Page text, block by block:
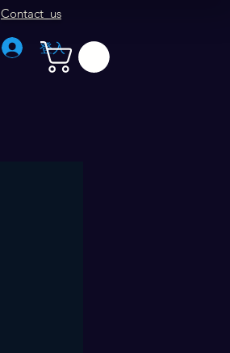
Contact us
登入